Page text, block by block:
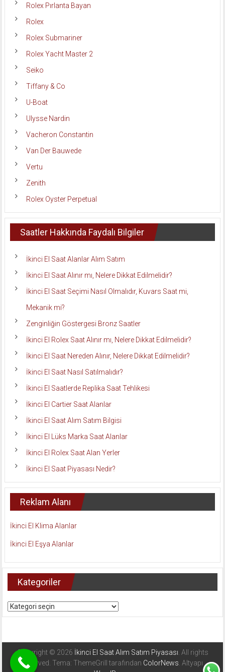
Rolex Pırlanta Bayan
Rolex
Rolex Submariner
Rolex Yacht Master 2
Seiko
Tiffany & Co
U-Boat
Ulysse Nardin
Vacheron Constantin
Van Der Bauwede
Vertu
Zenith
Rolex Oyster Perpetual
Saatler Hakkında Faydalı Bilgiler
İkinci El Saat Alanlar Alım Satım
İkinci El Saat Alınır mı, Nelere Dikkat Edilmelidir?
İkinci El Saat Seçimi Nasıl Olmalıdır, Kuvars Saat mi,
Mekanik mi?
Zenginliğin Göstergesi Bronz Saatler
İkinci El Rolex Saat Alınır mı, Nelere Dikkat Edilmelidir?
İkinci El Saat Nereden Alınır, Nelere Dikkat Edilmelidir?
İkinci El Saat Nasıl Satılmalıdır?
İkinci El Saatlerde Replika Saat Tehlikesi
İkinci El Cartier Saat Alanlar
İkinci El Saat Alım Satım Bilgisi
İkinci El Lüks Marka Saat Alanlar
İkinci El Rolex Saat Alan Yerler
İkinci El Saat Piyasası Nedir?
Reklam Alanı
İkinci El Klima Alanlar
İkinci El Eşya Alanlar
Kategoriler
Kategoriler
Copyright © 2026 İkinci El Saat Alım Satım Piyasası. All rights
reserved. Tema: ThemeGrill tarafından ColorNews. Altyapı